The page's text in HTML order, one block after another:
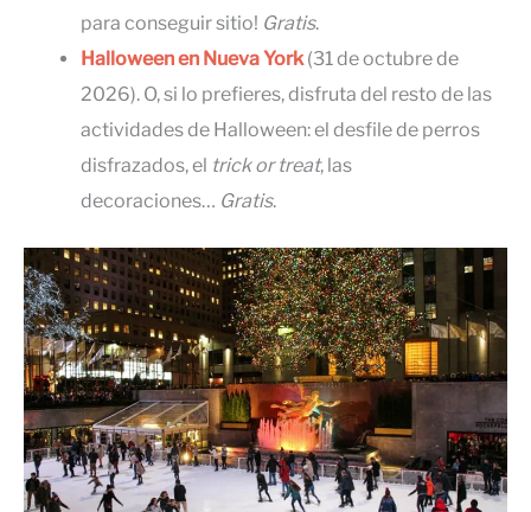
para conseguir sitio! Gratis.
Halloween en Nueva York (31 de octubre de
2026). O, si lo prefieres, disfruta del resto de las
actividades de Halloween: el desfile de perros
disfrazados, el trick or treat, las
decoraciones… Gratis.